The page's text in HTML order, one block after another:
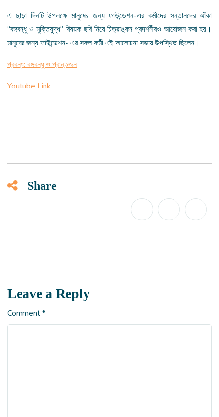
এ ছাড়া দিনটি উপলক্ষে মানুষের জন্য ফাউন্ডেশন-এর কর্মীদের সন্তানদের আঁকা
‘‘বঙ্গবন্ধু ও মুক্তিযুদ্ধ” বিষয়ক ছবি নিয়ে চিত্রাঙ্কন প্রদর্শনীরও আয়োজন করা হয়।
মানুষের জন্য ফাউন্ডেশন- এর সকল কর্মী এই আলোচনা সভায় উপস্থিত ছিলেন।
প্রবন্ধ: বঙ্গবন্ধু ও প্রান্তজন
Youtube Link
Share
Leave a Reply
Comment*